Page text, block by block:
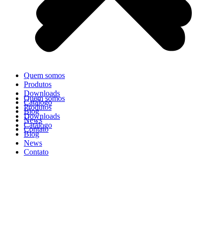
Quem somos
Produtos
Downloads
Catálogo
Blog
News
Contato
Quem somos
Produtos
Downloads
Catálogo
Blog
News
Contato